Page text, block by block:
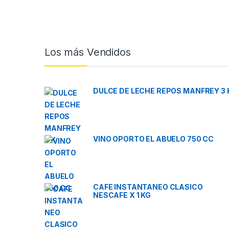
Brands Carousel
Los más Vendidos
DULCE DE LECHE REPOS MANFREY 3
VINO OPORTO EL ABUELO 750 CC
CAFE INSTANTANEO CLASICO
NESCAFE X 1 KG